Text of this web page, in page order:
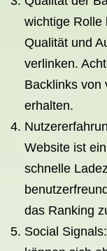
wichtige Rolle
Qualität und
verlinken.
Backlinks von
erhalten.
Website ist
schnelle
das Ranking
Social